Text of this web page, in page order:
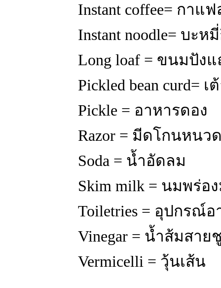
Instant coffee= กาแ
Instant noodle= บะห
Long loaf = ขนมปังแ
Pickled bean curd= เ
Pickle = อาหารดอง
Razor = มีดโกนหนว
Soda = น้ำอัดลม
Skim milk = นมพร่อ
Toiletries = อุปกรณ์
Vinegar = น้ำส้มสาย
Vermicelli = วุ้นเส้น